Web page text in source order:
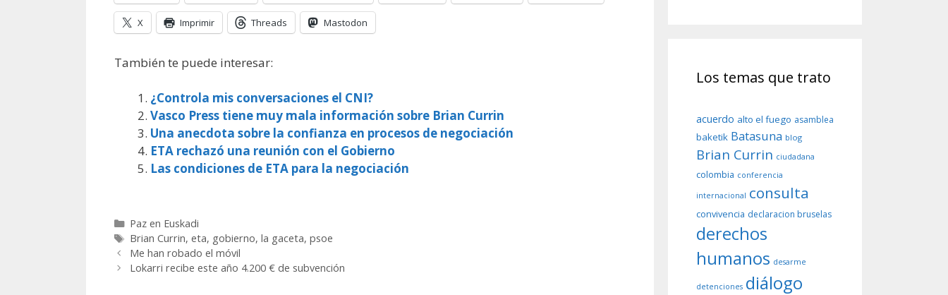
X Imprimir Threads Mastodon
También te puede interesar:
¿Controla mis conversaciones el CNI?
Vasco Press tiene muy mala información sobre Brian Currin
Una anecdota sobre la confianza en procesos de negociación
ETA rechazó una reunión con el Gobierno
Las condiciones de ETA para la negociación
Categorías
Paz en Euskadi
Etiquetas
Brian Currin, eta, gobierno, la gaceta, psoe
Me han robado el móvil
Lokarri recibe este año 4.200 € de subvención
Los temas que trato
acuerdo alto el fuego asamblea
baketik Batasuna blog
Brian Currin ciudadana
colombia conferencia
internacional consulta
convivencia declaracion bruselas
derechos
humanos desarme
detenciones diálogo